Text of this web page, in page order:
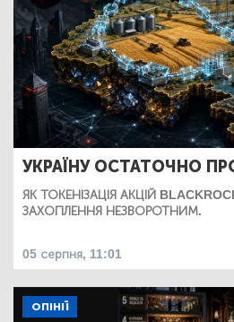
УКРАЇНУ ОСТАТОЧНО
ЯК ТОКЕНІЗАЦІЯ АКЦІЙ
ЗАХОПЛЕННЯ НЕЗВОРОТНИМ.
05 серпня, 11:01
ОПІНІЇ